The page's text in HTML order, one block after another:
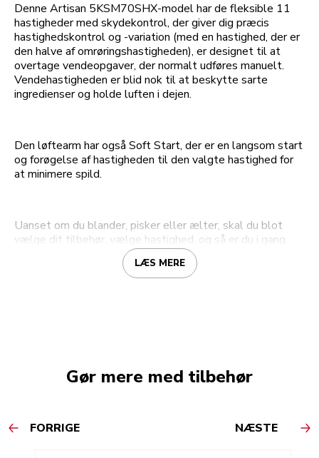
Denne Artisan 5KSM70SHX-model har de fleksible 11
hastigheder med skydekontrol, der giver dig præcis
hastighedskontrol og -variation (med en hastighed, der er
den halve af omrøringshastigheden), er designet til at
overtage vendeopgaver, der normalt udføres manuelt.
Vendehastigheden er blid nok til at beskytte sarte
ingredienser og holde luften i dejen.
Den løftearm har også Soft Start, der er en langsom start
og forøgelse af hastigheden til den valgte hastighed for
at minimere spild.
Uanset om du blander, pisker eller ælter, skal du blot
vælge dit tilbehør, vælge hastighed, og så er du i gang.
LÆS MERE
Gør mere med tilbehør
FORRIGE NÆSTE